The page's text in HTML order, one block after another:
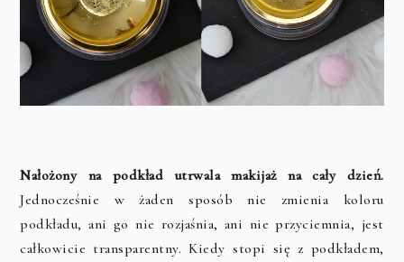
Nałożony na podkład utrwala makijaż na cały dzień.
Jednocześnie w żaden sposób nie zmienia koloru
podkładu, ani go nie rozjaśnia, ani nie przyciemnia, jest
całkowicie transparentny. Kiedy stopi się z podkładem,